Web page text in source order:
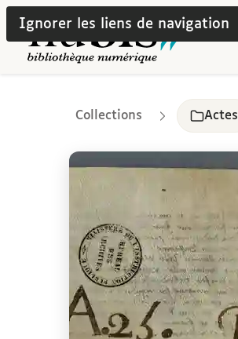
Ignorer les liens de navigation
Collections Actes